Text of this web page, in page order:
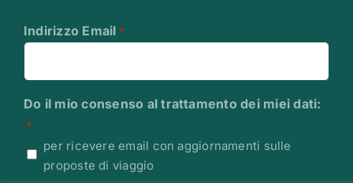
Indirizzo Email *
Do il mio consenso al trattamento dei miei dati:
*
per ricevere email con aggiornamenti sulle
proposte di viaggio